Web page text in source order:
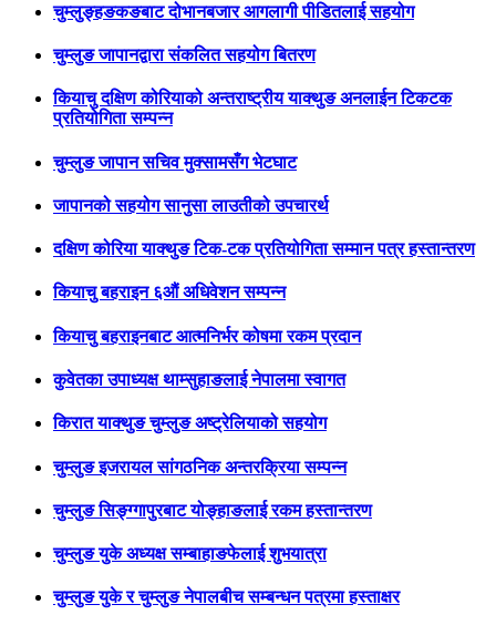
चुम्लुङ्हङकङबाट दोभानबजार आगलागी पीडितलाई सहयोग
चुम्लुङ जापानद्वारा संकलित सहयोग बितरण
कियाचु दक्षिण कोरियाको अन्तराष्ट्रीय याक्थुङ अनलाईन टिकटक
प्रतियोगिता सम्पन्न
चुम्लुङ जापान सचिव मुक्सामसँग भेटघाट
जापानको सहयोग सानुसा लाउतीको उपचारर्थ
दक्षिण कोरिया याक्थुङ टिक-टक प्रतियोगिता सम्मान पत्र हस्तान्तरण
कियाचु बहराइन ६औं अधिवेशन सम्पन्न
कियाचु बहराइनबाट आत्मनिर्भर कोषमा रकम प्रदान
कुवेतका उपाध्यक्ष थाम्सुहाङलाई नेपालमा स्वागत
किरात याक्थुङ चुम्लुङ अष्ट्रेलियाको सहयोग
चुम्लुङ इजरायल सांगठनिक अन्तरक्रिया सम्पन्न
चुम्लुङ सिङ्ग्गापुरबाट योङ्हाङलाई रकम हस्तान्तरण
चुम्लुङ युके अध्यक्ष सम्बाहाङफेलाई शुभयात्रा
चुम्लुङ युके र चुम्लुङ नेपालबीच सम्बन्धन पत्रमा हस्ताक्षर